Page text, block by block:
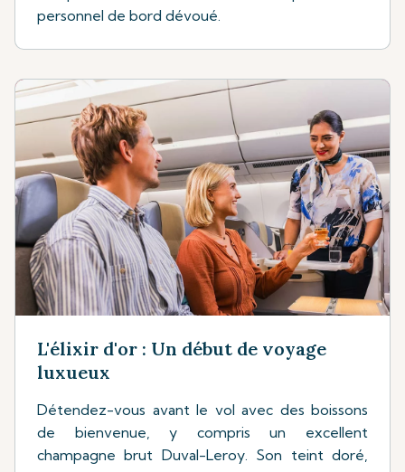
personnel de bord dévoué.
L'élixir d'or : Un début de voyage
luxueux
Détendez-vous avant le vol avec des boissons
de bienvenue, y compris un excellent
champagne brut Duval-Leroy. Son teint doré,